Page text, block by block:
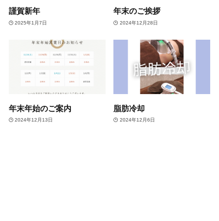
謹賀新年
2025年1月7日
年末のご挨拶
2024年12月28日
年末年始のご案内
2024年12月13日
脂肪冷却
2024年12月6日